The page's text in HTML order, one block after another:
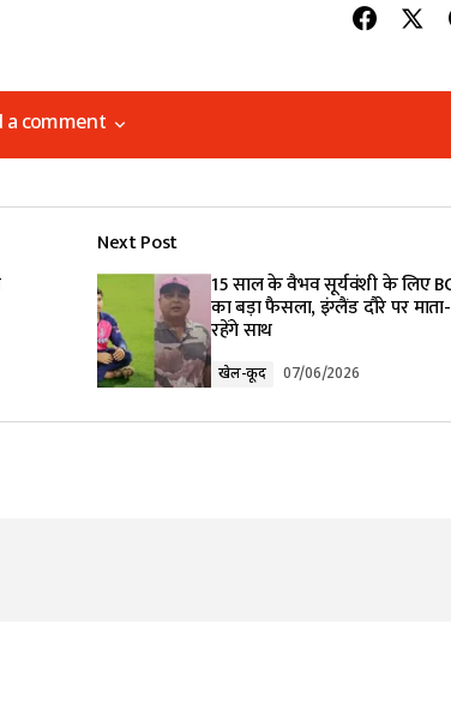
a comment
a comment
fields are marked
Next Post
15 साल के वैभव सूर्यवंशी के लिए
का बड़ा फैसला, इंग्लैंड दौरे पर
रहेंगे साथ
खेल-कूद 07/06/2026